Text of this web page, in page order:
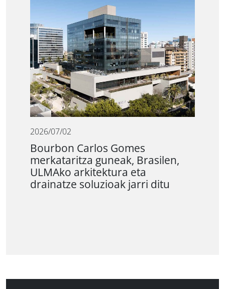
2026/07/02
Bourbon Carlos Gomes
merkataritza guneak, Brasilen,
ULMAko arkitektura eta
drainatze soluzioak jarri ditu